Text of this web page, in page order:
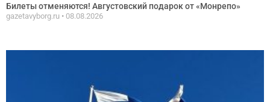
Билеты отменяются! Августовский подарок от «Монрепо»
gazetavyborg.ru 08.08.2026